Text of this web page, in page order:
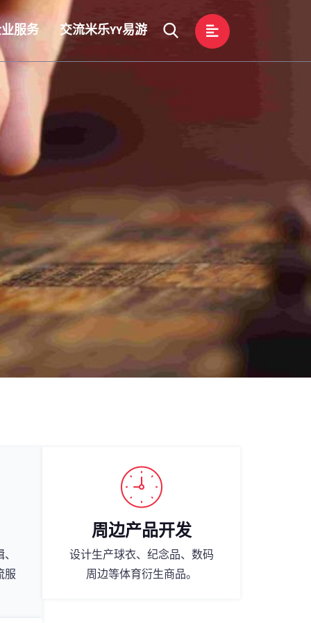
服务 交流米乐YY易游
服
周边产品开发
设计生产球衣、纪念品、数码
周边等体育衍生商品。